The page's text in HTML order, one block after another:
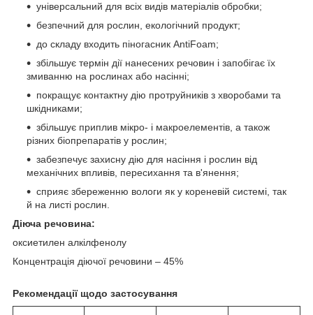
універсальний для всіх видів матеріалів обробки;
безпечний для рослин, екологічний продукт;
до складу входить піногасник AntiFoam;
збільшує термін дії нанесених речовин і запобігає їх
змиванню на рослинах або насінні;
покращує контактну дію протруйників з хворобами та
шкідниками;
збільшує приплив мікро- і макроелементів, а також
різних біопрепаратів у рослин;
забезпечує захисну дію для насіння і рослин від
механічних впливів, пересихання та в'янення;
сприяє збереженню вологи як у кореневій системі, так
й на листі рослин.
Діюча речовина:
оксиетилен алкілфенолу
Концентрація діючої речовини – 45%
Рекомендації щодо застосування